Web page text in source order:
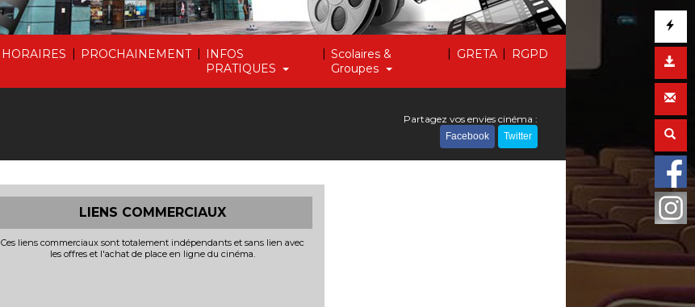
HORAIRES | PROCHAINEMENT | INFOS
PRATIQUES
| Scolaires &
Groupes
| GRETA | RGPD
Partagez vos envies cinéma :
Facebook Twitter
LIENS COMMERCIAUX
Ces liens commerciaux sont totalement indépendants et sans lien avec
les offres et l'achat de place en ligne du cinéma.